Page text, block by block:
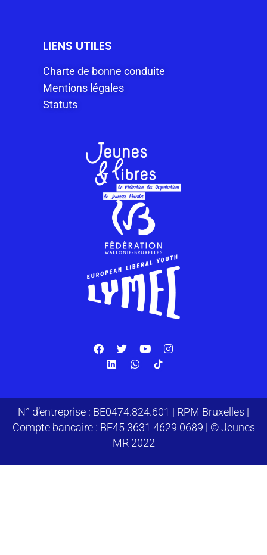
LIENS UTILES
Charte de bonne conduite
Mentions légales
Statuts
N° d’entreprise : BE0474.824.601 | RPM Bruxelles |
Compte bancaire : BE45 3631 4629 0689 | © Jeunes
MR 2022